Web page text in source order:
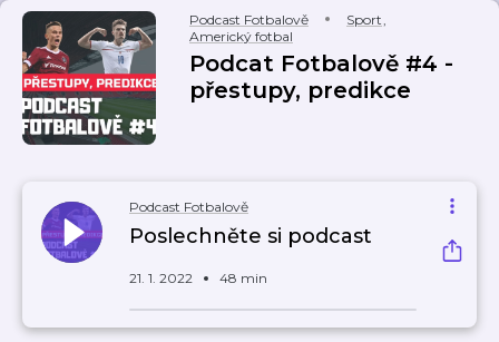
Podcast Fotbalově Sport,
Americký fotbal
Podcat Fotbalově #4 -
přestupy, predikce
Podcast Fotbalově
Poslechněte si podcast
21. 1. 2022 48 min